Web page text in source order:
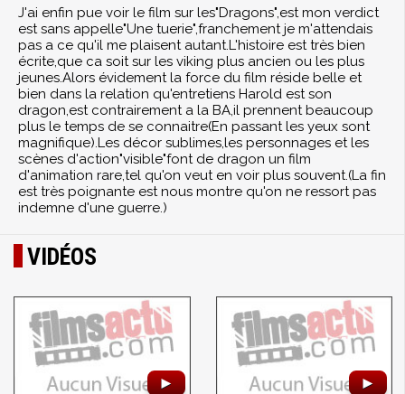
J'ai enfin pue voir le film sur les"Dragons",est mon verdict
est sans appelle"Une tuerie",franchement je m'attendais
pas a ce qu'il me plaisent autant.L'histoire est très bien
écrite,que ca soit sur les viking plus ancien ou les plus
jeunes.Alors évidement la force du film réside belle et
bien dans la relation qu'entretiens Harold est son
dragon,est contrairement a la BA,il prennent beaucoup
plus le temps de se connaitre(En passant les yeux sont
magnifique).Les décor sublimes,les personnages et les
scènes d'action"visible"font de dragon un film
d'animation rare,tel qu'on veut en voir plus souvent.(La fin
est très poignante est nous montre qu'on ne ressort pas
indemne d'une guerre.)
VIDÉOS
► ►